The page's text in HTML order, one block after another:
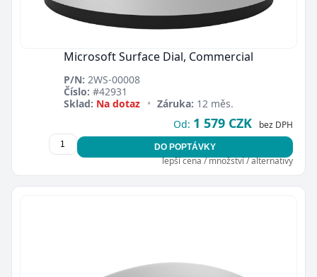
Microsoft Surface Dial, Commercial
P/N: 2WS-00008
Číslo: #42931
Sklad: Na dotaz • Záruka: 12 měs.
Od: 1 579 CZK bez DPH
DO POPTÁVKY
lepší cena / množství / alternativy